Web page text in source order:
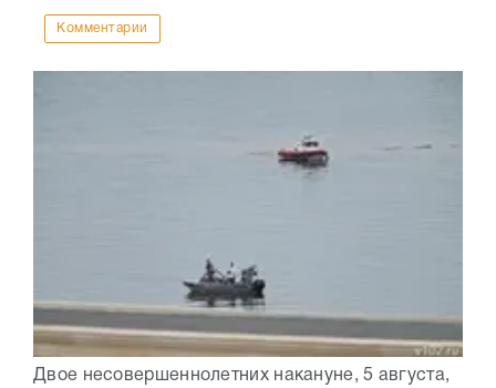
Комментарии
Двое несовершеннолетних накануне, 5 августа,